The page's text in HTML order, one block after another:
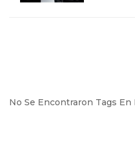
No Se Encontraron Tags En